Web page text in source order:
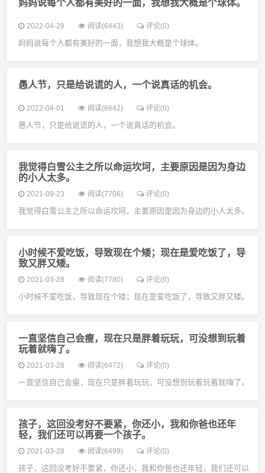
妈妈说每个人都有美好的一面，我想我大概是个球体。
2022-04-28 阅读(6443) 评论(0)
妈妈说每个人都有美好的一面，我想我大概是个球体。
愚人节，只是给说谎的人，一个说真话的机会。
2022-04-01 阅读(6642) 评论(0)
愚人节，只是给说谎的人，一个说真话的机会。
我觉得白雪公主之所以命运坎坷，主要原因是因为身边
的小人太多。
2021-09-23 阅读(7706) 评论(0)
我觉得白雪公主之所以命运坎坷，主要原因是因为身边的小人太多。
小时候不爱吃饭，导致现在个矮；现在是爱吃饭了，导
致又胖又矮。
2021-03-28 阅读(7780) 评论(0)
小时候不爱吃饭，导致现在个矮；现在是爱吃饭了，导致又胖又矮。
一直坚信自己会瘦，现在只是胖着玩玩，可没想到玩着
玩着就嗨了。
2021-03-28 阅读(6472) 评论(0)
一直坚信自己会瘦，现在只是胖着玩玩，可没想到玩着玩着就嗨了。
孩子，这回没考好不要紧，你还小，我和你爸也还年
轻，我们还可以再要一个孩子。
2021-03-28 阅读(6499) 评论(0)
孩子，这回没考好不要紧，你还小，我和你爸也还年轻，我们还可以